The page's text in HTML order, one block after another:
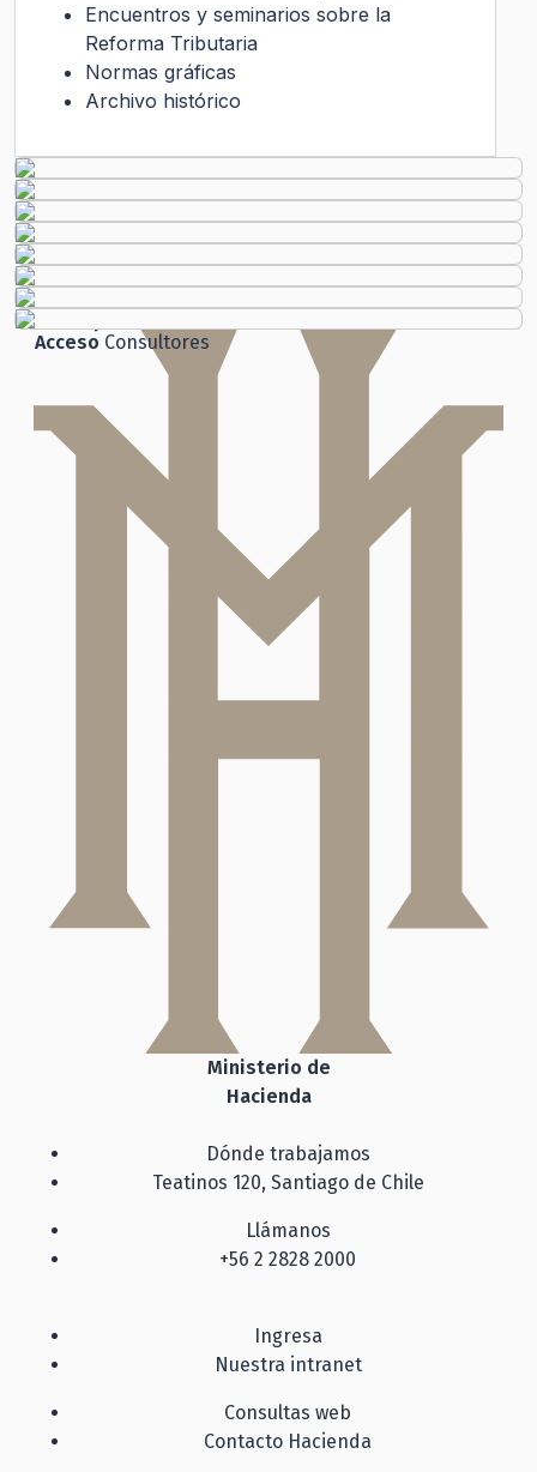
Encuentros y seminarios sobre la
Reforma Tributaria
Normas gráficas
Archivo histórico
Ley de Transparencia
Histórico
Ley del Lobby
Ley de Transparencia
Acceso Consultores
Ministerio de
Hacienda
Dónde trabajamos
Teatinos 120, Santiago de Chile
Llámanos
+56 2 2828 2000
Ingresa
Nuestra intranet
Consultas web
Contacto Hacienda